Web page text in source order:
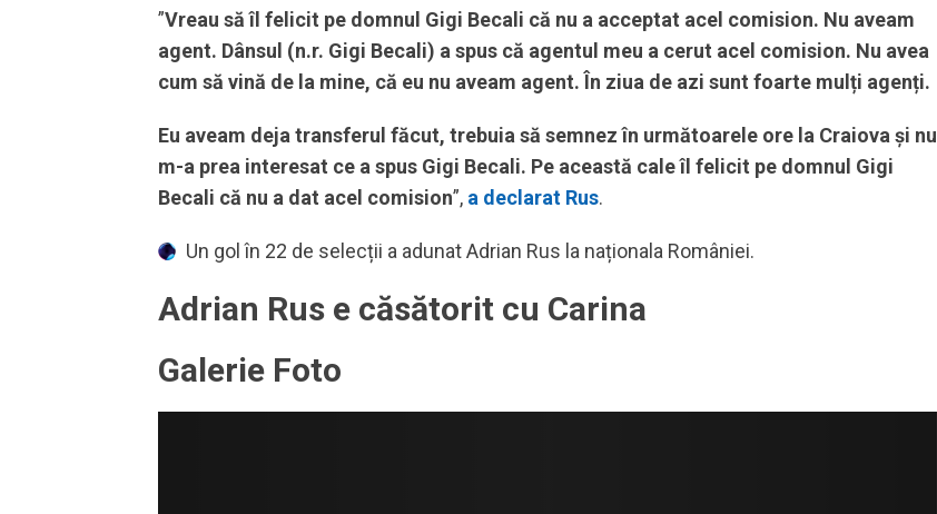
”Vreau să îl felicit pe domnul Gigi Becali că nu a acceptat acel comision. Nu aveam
agent. Dânsul (n.r. Gigi Becali) a spus că agentul meu a cerut acel comision. Nu avea
cum să vină de la mine, că eu nu aveam agent. În ziua de azi sunt foarte mulți agenți.
Eu aveam deja transferul făcut, trebuia să semnez în următoarele ore la Craiova și nu
m-a prea interesat ce a spus Gigi Becali. Pe această cale îl felicit pe domnul Gigi
Becali că nu a dat acel comision”, a declarat Rus.
Un gol în 22 de selecții a adunat Adrian Rus la naționala României.
Adrian Rus e căsătorit cu Carina
Galerie Foto